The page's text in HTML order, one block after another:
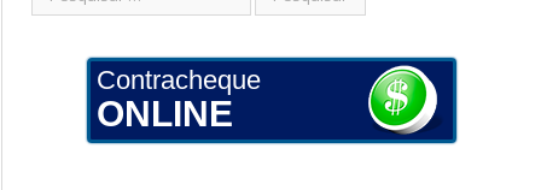
Contracheque
ONLINE